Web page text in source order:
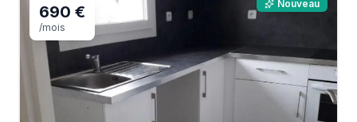
690 €
/mois
Nouveau